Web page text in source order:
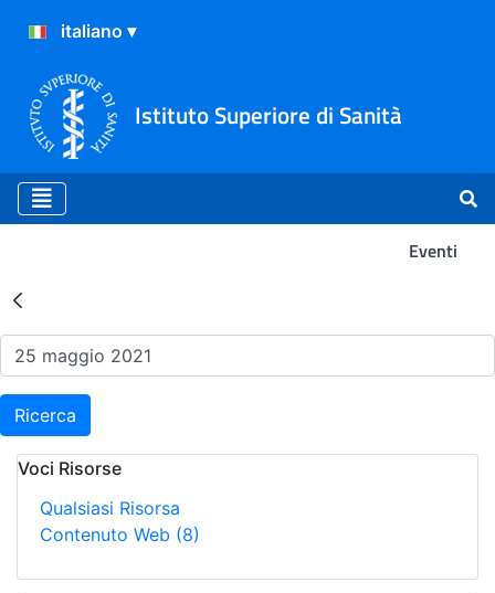
Istituto Superiore di Sanità
Eventi
Risultati della Ricerca -
Ricerca
Voci Risorse
Qualsiasi Risorsa
Contenuto Web (8)